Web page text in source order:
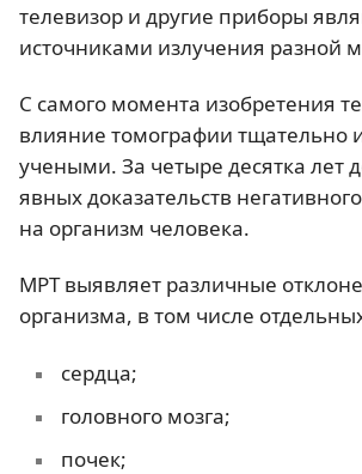
телевизор и другие приборы
источниками излучения разной
С самого момента изобретения
влияние томографии тщательно
учеными. За четыре десятка лет
явных доказательств
на организм человека.
МРТ выявляет различные
организма, в том числе
сердца;
головного мозга;
почек;